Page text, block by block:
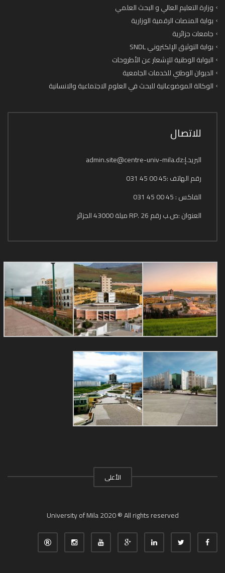
وزارة التعليم العالي و البحث العلمي
بوابة المنصات الرقمية الوزارية
جامعات جزائرية
بوابة التوثيق الإلكتروني SNDL
البوابة الوطنية للإشعار عن الأطروحات
الديوان الوطني للخدمات الجامعية
الوكالة الموضوعاتية للبحث في العلوم الاجتماعية والانسانية
للاتصال
البريد.إ:admin.site@centre-univ-mila.dz
رقم الهاتف :45 00 45 031
الفاكس : 45 00 45 031
العنوان :ص.ب رقم 26 .RP ميلة 43000 الجزائر
الأعلى
University of Mila 2020 ® All rights reserved